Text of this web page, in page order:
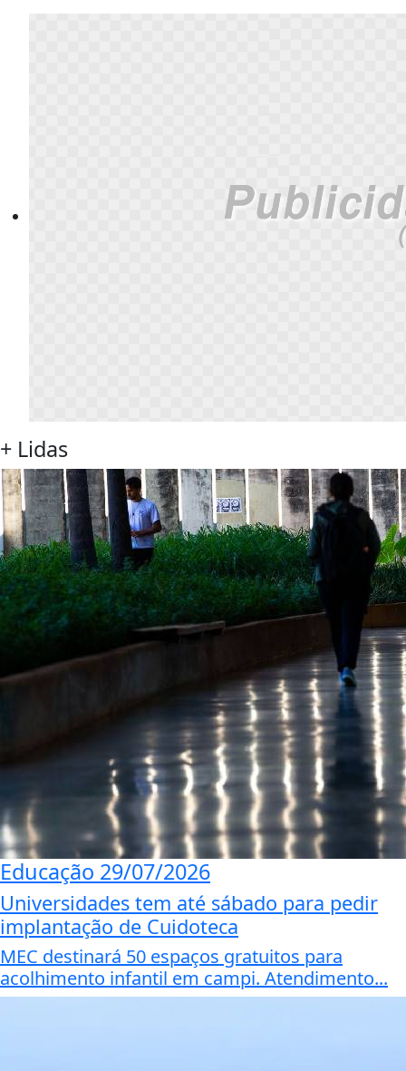
+ Lidas
Educação 29/07/2026
Universidades tem até sábado para pedir
implantação de Cuidoteca
MEC destinará 50 espaços gratuitos para
acolhimento infantil em campi. Atendimento...